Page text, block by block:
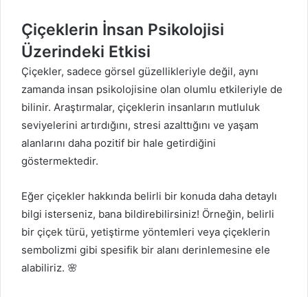
Çiçeklerin İnsan Psikolojisi
Üzerindeki Etkisi
Çiçekler, sadece görsel güzellikleriyle değil, aynı
zamanda insan psikolojisine olan olumlu etkileriyle de
bilinir. Araştırmalar, çiçeklerin insanların mutluluk
seviyelerini artırdığını, stresi azalttığını ve yaşam
alanlarını daha pozitif bir hale getirdiğini
göstermektedir.
Eğer çiçekler hakkında belirli bir konuda daha detaylı
bilgi isterseniz, bana bildirebilirsiniz! Örneğin, belirli
bir çiçek türü, yetiştirme yöntemleri veya çiçeklerin
sembolizmi gibi spesifik bir alanı derinlemesine ele
alabiliriz. 🌸